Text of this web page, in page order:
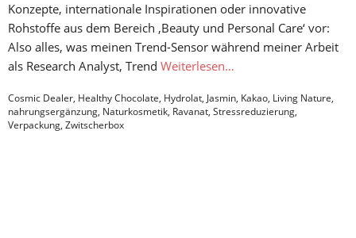
Konzepte, internationale Inspirationen oder innovative
Rohstoffe aus dem Bereich ‚Beauty und Personal Care‘ vor:
Also alles, was meinen Trend-Sensor während meiner Arbeit
als Research Analyst, Trend Weiterlesen…
Cosmic Dealer, Healthy Chocolate, Hydrolat, Jasmin, Kakao, Living Nature,
nahrungsergänzung, Naturkosmetik, Ravanat, Stressreduzierung,
Verpackung, Zwitscherbox